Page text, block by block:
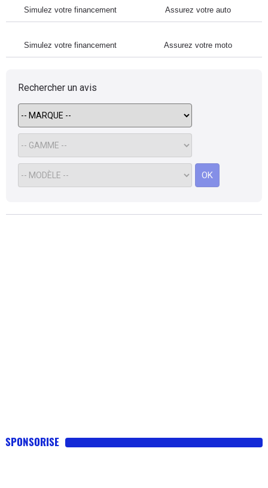
tout risque 25% de bonus). C'est vraiment
une bonne alternative aux Dacia. Elle
Poste USB radar de recul...) sans fioritures,
n'oublions pas que c'est une low-cost ;-)
Simulez votre financement Assurez votre auto
Simulez votre financement Assurez votre moto
Rechercher un avis
OK
SPONSORISE